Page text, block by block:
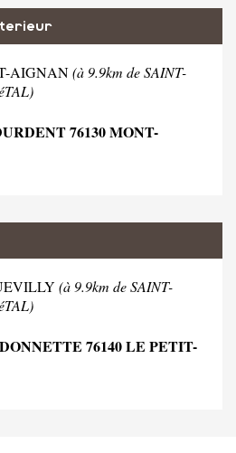
AIGNAN(à 9.9km de SAINT-
76130 MONT-
(à 9.9km de SAINT-
76140 LE PETIT-